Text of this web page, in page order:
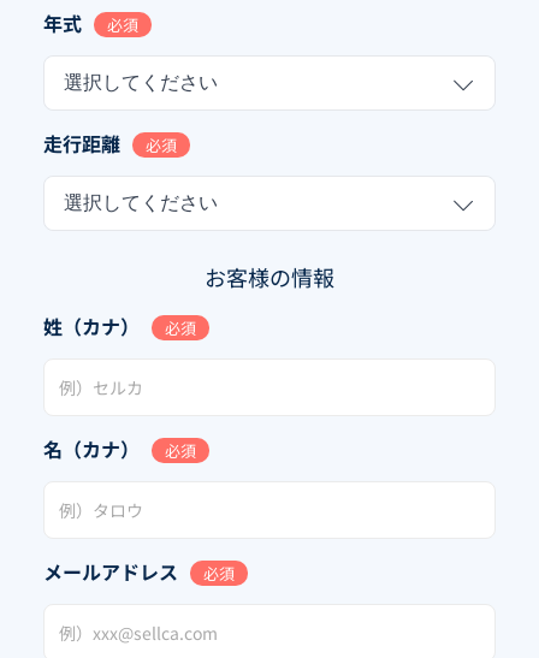
年式 必須
選択してください
走行距離 必須
選択してください
お客様の情報
姓（カナ） 必須
名（カナ） 必須
メールアドレス 必須